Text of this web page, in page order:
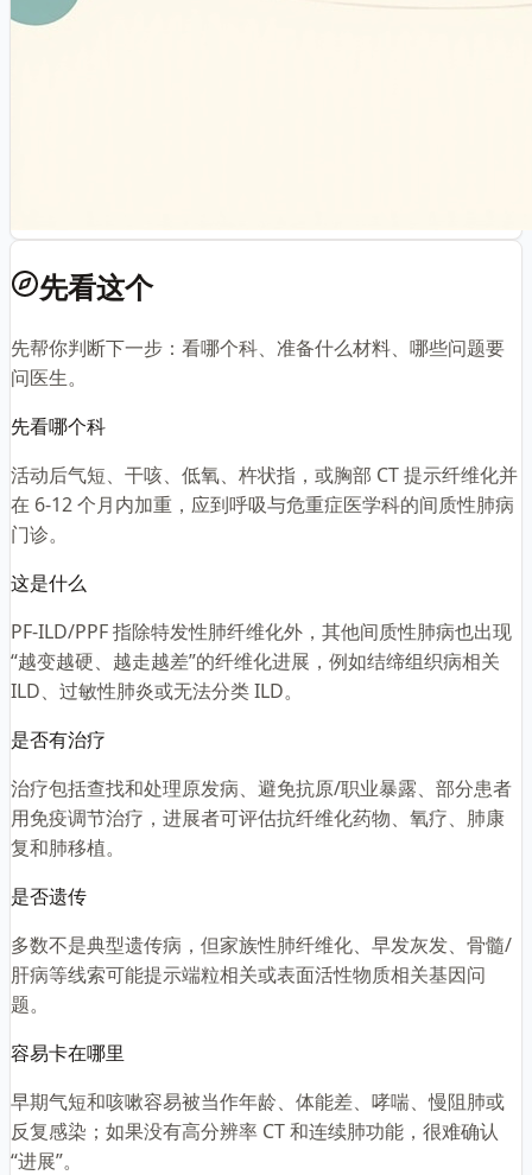
先看这个
先帮你判断下一步：看哪个科、准备什么材料、哪些问题要
问医生。
先看哪个科
活动后气短、干咳、低氧、杵状指，或胸部 CT 提示纤维化并
在 6-12 个月内加重，应到呼吸与危重症医学科的间质性肺病
门诊。
这是什么
PF-ILD/PPF 指除特发性肺纤维化外，其他间质性肺病也出现
“越变越硬、越走越差”的纤维化进展，例如结缔组织病相关
ILD、过敏性肺炎或无法分类 ILD。
是否有治疗
治疗包括查找和处理原发病、避免抗原/职业暴露、部分患者
用免疫调节治疗，进展者可评估抗纤维化药物、氧疗、肺康
复和肺移植。
是否遗传
多数不是典型遗传病，但家族性肺纤维化、早发灰发、骨髓/
肝病等线索可能提示端粒相关或表面活性物质相关基因问
题。
容易卡在哪里
早期气短和咳嗽容易被当作年龄、体能差、哮喘、慢阻肺或
反复感染；如果没有高分辨率 CT 和连续肺功能，很难确认
“进展”。